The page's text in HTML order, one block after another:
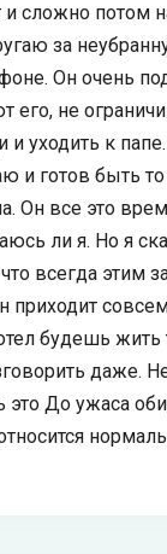
и сложно потом
за
Он очень
не
уходить к
готов быть то
Он все это
ли я. Но я
всегда
приходит
будешь
даже.
До ужаса